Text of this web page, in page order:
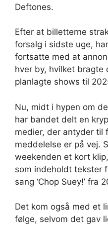
Deftones.
Efter at billetterne
forsalg i sidste uge,
fortsatte med at
hver by, hvilket bragte
planlagte shows til
Nu, midt i hypen om
har bandet delt en
medier, der antyder til
meddelelse er på vej.
weekenden et kort
som indeholdt tekster
sang ‘Chop Suey!’ fra
Det kom også med et
følge, selvom det gav